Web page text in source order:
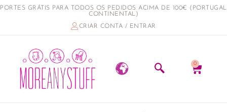
PORTES GRÁTIS PARA TODOS OS PEDIDOS ACIMA DE 100€ (PORTUGAL
CONTINENTAL)
CRIAR CONTA / ENTRAR
0